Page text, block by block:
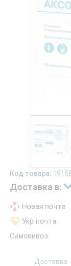
Код товара:
Доставка в:
Новая почта
Укр почта
Самовивоз
Доставка